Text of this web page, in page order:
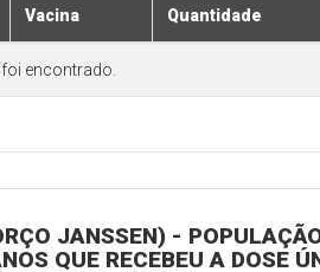
Vacina Quantidade
encontrado.
JANSSEN) -
QUE RECEBEU A DOSE